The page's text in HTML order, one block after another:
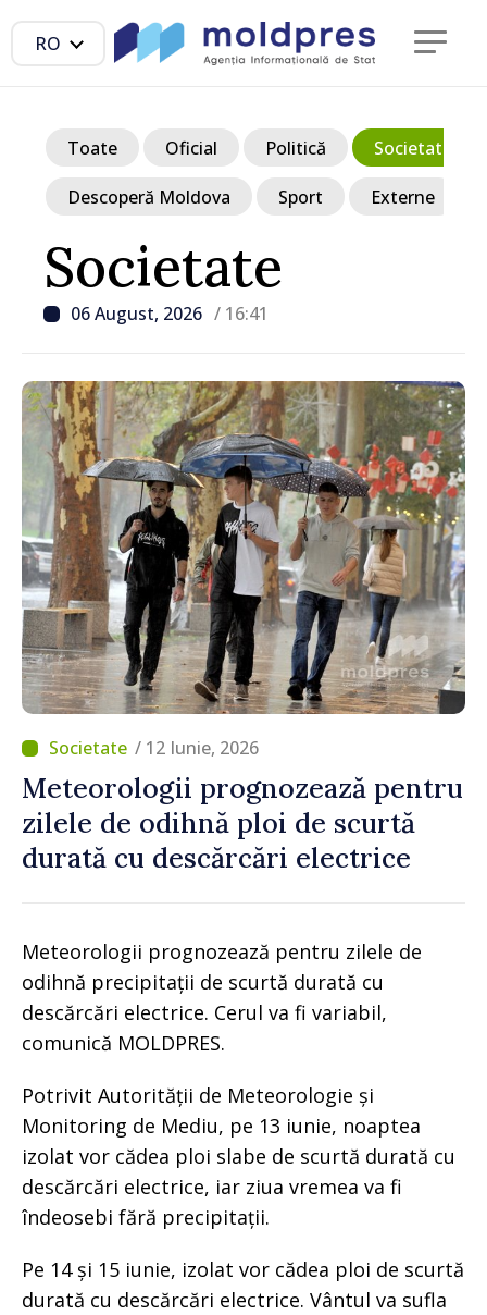
RO
Societate
06 August, 2026 / 16:41
Toate Oficial Politică Societate
Descoperă Moldova Sport Externe
/ 12 Iunie, 2026
Meteorologii prognozează pentru
zilele de odihnă ploi de scurtă
durată cu descărcări electrice
Meteorologii prognozează pentru zilele de
odihnă precipitații de scurtă durată cu
descărcări electrice. Cerul va fi variabil,
comunică MOLDPRES.
Potrivit Autorității de Meteorologie și
Monitoring de Mediu, pe 13 iunie, noaptea
izolat vor cădea ploi slabe de scurtă durată cu
descărcări electrice, iar ziua vremea va fi
îndeosebi fără precipitații.
Pe 14 și 15 iunie, izolat vor cădea ploi de scurtă
durată cu descărcări electrice. Vântul va sufla